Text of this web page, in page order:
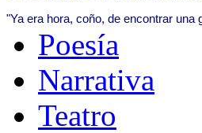
"Ya era hora, coño, de encontrar
Poesía
Narrativa
Teatro